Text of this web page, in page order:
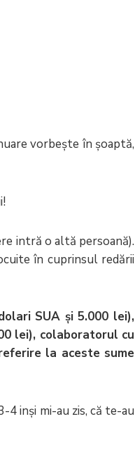
vorbește în șoaptă,
intră o altă persoană).
în cuprinsul redării
SUA și 5.000 lei),
lei), colaboratorul cu
la aceste sume
4 inși mi-au zis, că te-au